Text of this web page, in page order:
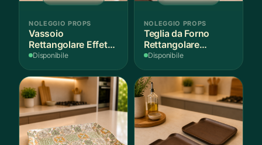
NOLEGGIO PROPS
Vassoio
Rettangolare Effetto
Legno
Disponibile
NOLEGGIO PROPS
Teglia da Forno
Rettangolare
Antiaderente
Disponibile